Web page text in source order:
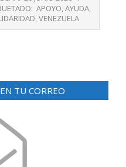
APOYO,AYUDA,
,VENEZUELA
TU CORREO